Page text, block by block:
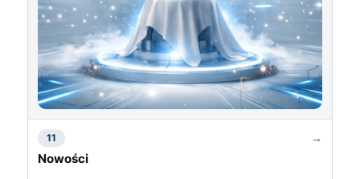
11 →
Nowości